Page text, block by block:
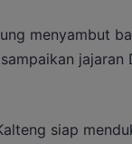
menyambut
siap